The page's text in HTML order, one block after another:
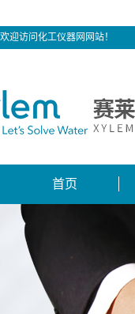
欢迎访问化工仪器网网站！
首页